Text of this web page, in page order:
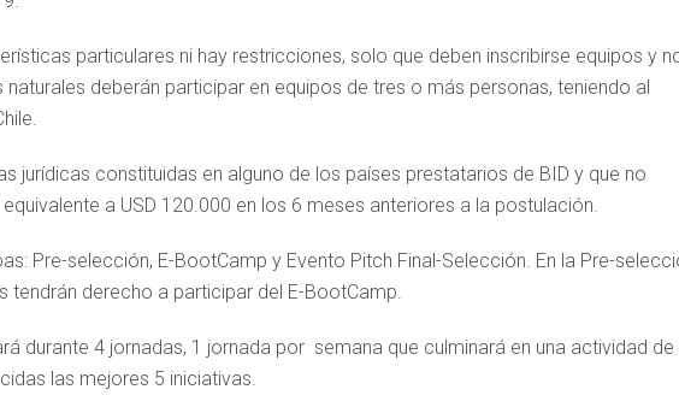
particulares ni hay restricciones, solo que deben inscribirse equipos y
deberán participar en equipos de tres o más personas, teniendo al
jurídicas constituidas en alguno de los países prestatarios de BID y que no
a USD 120.000 en los 6 meses anteriores a la postulación.
Pre-selección, E-BootCamp y Evento Pitch Final-Selección. En la Pre-
tendrán derecho a participar del E-BootCamp.
durante 4 jornadas, 1 jornada por semana que culminará en una actividad de
las mejores 5 iniciativas.